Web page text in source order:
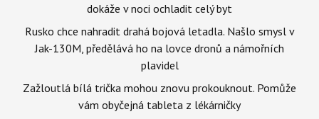
dokáže v noci ochladit celý byt
Rusko chce nahradit drahá bojová letadla. Našlo smysl v
Jak-130M, předělává ho na lovce dronů a námořních
plavidel
Zažloutlá bílá trička mohou znovu prokouknout. Pomůže
vám obyčejná tableta z lékárničky